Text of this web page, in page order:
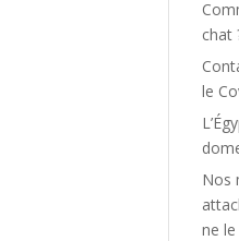
chat
le
Nos
ne